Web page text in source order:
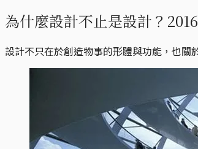
為什麼設計不止是設計？
設計不只在於創造物事的形體與功能，也